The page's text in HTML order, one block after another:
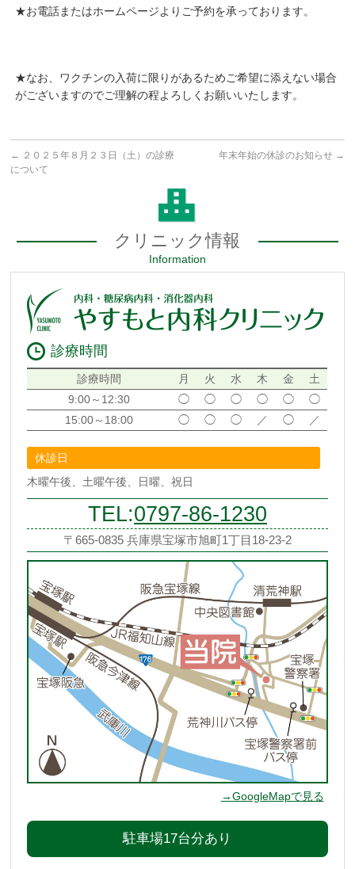
★お電話またはホームページよりご予約を承っております。
★なお、ワクチンの入荷に限りがあるためご希望に添えない場合
がございますのでご理解の程よろしくお願いいたします。
← ２０２５年８月２３日（土）の診療
について
年末年始の休診のお知らせ →
クリニック情報
Information
診療時間
診療時間 月 火 水 木 金
土
9:00～12:30
◯ ◯ ◯ ◯ ◯
◯
15:00～18:00
◯ ◯ ◯ ／ ◯ ／
休診日
木曜午後、土曜午後、日曜、祝日
TEL:0797-86-1230
〒665-0835 兵庫県宝塚市旭町1丁目18-23-2
→GoogleMapで見る
駐車場17台分あり